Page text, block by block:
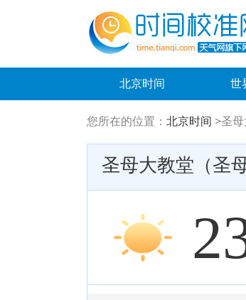
北京时间 世
您所在的位置： 北京时间 >圣
圣母大教堂（圣